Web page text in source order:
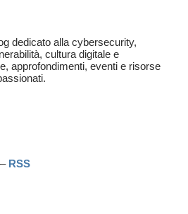
dedicato alla cybersecurity,
cultura digitale e
approfondimenti, eventi e risorse
– RSS